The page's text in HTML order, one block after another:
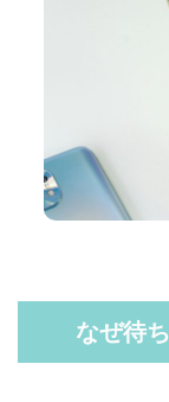
なぜ待